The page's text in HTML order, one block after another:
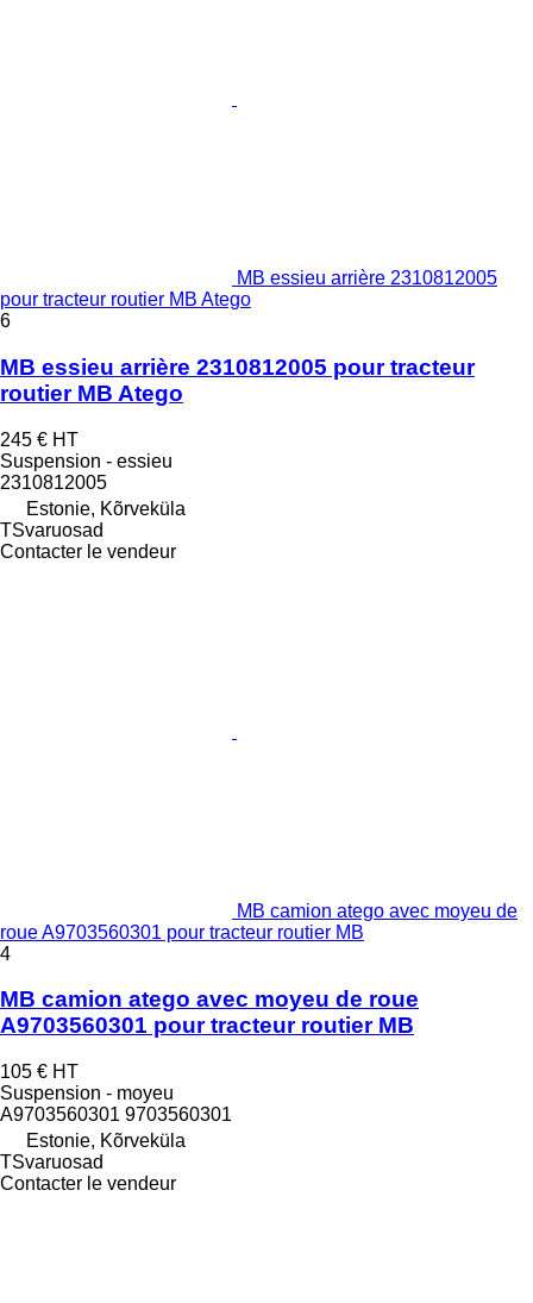
MB essieu arrière 2310812005
pour tracteur routier MB Atego
6
MB essieu arrière 2310812005 pour tracteur
routier MB Atego
245 € HT
Suspension - essieu
2310812005
Estonie, Kõrveküla
TSvaruosad
Contacter le vendeur
MB camion atego avec moyeu de
roue A9703560301 pour tracteur routier MB
4
MB camion atego avec moyeu de roue
A9703560301 pour tracteur routier MB
105 € HT
Suspension - moyeu
A9703560301 9703560301
Estonie, Kõrveküla
TSvaruosad
Contacter le vendeur